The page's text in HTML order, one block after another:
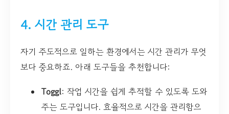
4. 시간 관리 도구
자기 주도적으로 일하는 환경에서는 시간 관리가 무엇
보다 중요하죠. 아래 도구들을 추천합니다:
Toggl: 작업 시간을 쉽게 추적할 수 있도록 도와
주는 도구입니다. 효율적으로 시간을 관리함으